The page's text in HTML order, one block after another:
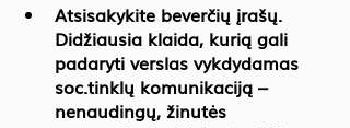
Atsisakykite beverčių įrašų.
Didžiausia klaida, kurią gali
padaryti verslas vykdydamas
soc.tinklų komunikaciją –
nenaudingų, žinutės